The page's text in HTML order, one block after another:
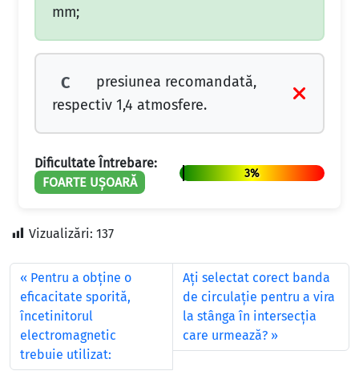
mm;
C
presiunea recomandată,
respectiv 1,4 atmosfere.
Dificultate Întrebare:
FOARTE UȘOARĂ
3%
Vizualizări: 137
Pentru a obţine o
eficacitate sporită,
încetinitorul
electromagnetic
trebuie utilizat:
Aţi selectat corect banda
de circulaţie pentru a vira
la stânga în intersecţia
care urmează?